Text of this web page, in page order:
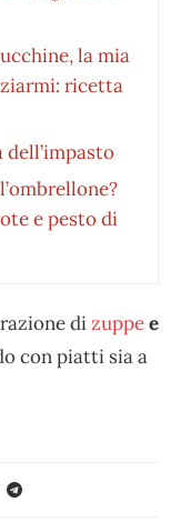
la mia
ricetta
dell’impasto
e pesto di
dizuppee
con piatti sia a